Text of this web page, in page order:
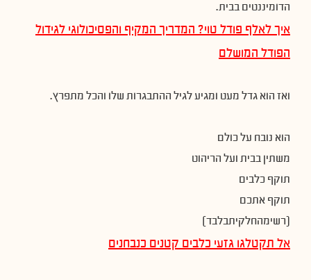
הדומיננטים בבית.
איך לאלף פודל טוי? המדריך המקיף והפסיכולוגי לגידול
הפודל המושלם
ואז הוא גדל מעט ומגיע לגיל ההתבגרות שלו והכל מתפרץ.
הוא נובח על כולם
משתין בבית ועל הריהוט
תוקף כלבים
תוקף אתכם
(רשימהחלקיתבלבד)
אל תקטלגו גזעי כלבים קטנים כנבחנים